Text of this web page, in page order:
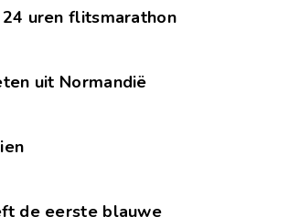
uren flitsmarathon
uit Normandië
de eerste blauwe